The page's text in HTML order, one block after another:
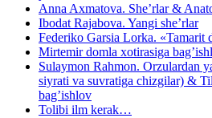
Anna Axmatova. She’rlar &
Ibodat Rajabova. Yangi she’rlar
Federiko Garsia Lorka. «Tamarit
Mirtemir domla xotirasiga
Sulaymon Rahmon. Orzulardan
siyrati va suvratiga chizgilar) &
bag’ishlov
Tolibi ilm kerak…